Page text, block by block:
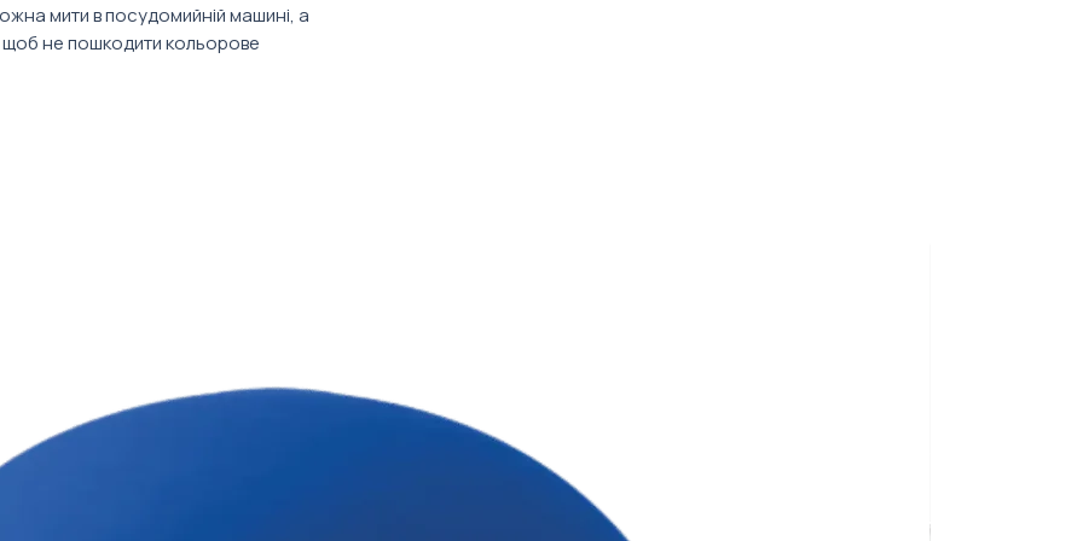
мити в посудомийній машині, а
щоб не пошкодити кольорове